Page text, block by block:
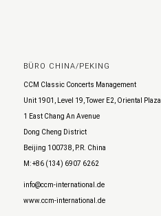
BÜRO CHINA/PEKING
CCM Classic Concerts Management
Unit 1901, Level 19, Tower E2, Oriental Plaza
1 East Chang An Avenue
Dong Cheng District
Beijing 100738, P.R. China
M: +86 (134) 6907 6262
info@ccm-international.de
www.ccm-international.de